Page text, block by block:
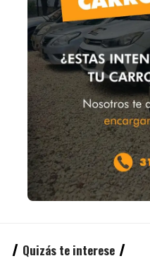
Quizás te interese